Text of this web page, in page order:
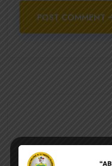
POST COMMENT